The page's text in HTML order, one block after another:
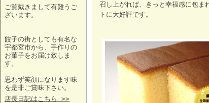
ご覧戴きまして有難うご
ざいます。
餃子の街としても有名な
宇都宮市から、手作りの
お菓子をお届け致しま
す。
思わず笑顔になります味
を是非ご賞味下さい。
店長日記はこちら >>
召し上がれば、きっと幸福感に包ま
トに大好評です。